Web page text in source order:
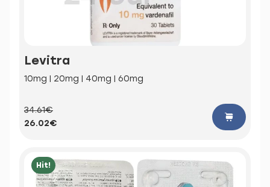
Levitra
10mg | 20mg | 40mg | 60mg
34.61€
26.02€
Hit!